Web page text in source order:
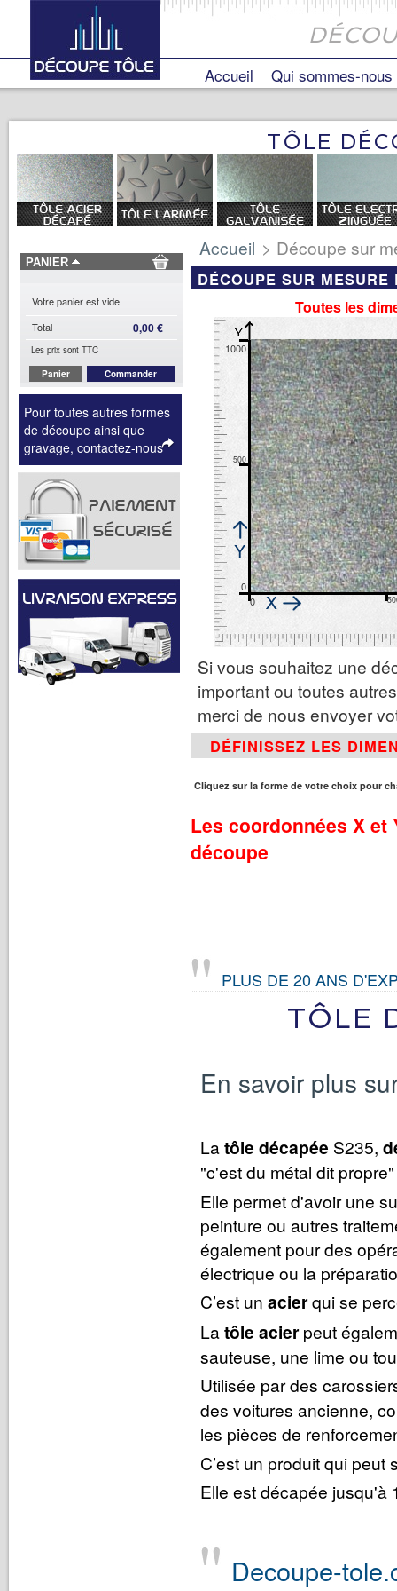
Accueil Qui sommes-nous
TÔLE
PANIER
Votre panier est vide
Total
0,00 €
Les prix sont TTC
Panier
Commander
Pour toutes autres formes
de découpe ainsi que
gravage, contactez-nous
Accueil > Découpe sur
DÉCOUPE SUR
Toutes les
1000
500
0
0
Si vous souhaitez une
important ou toutes
merci de nous envoyer
DÉFINISSEZ LES
Cliquez sur la forme de votre choix pour
Les coordonnées X
découpe
PLUS DE 20 ANS
TÔLE
En savoir plus
Latôle décapée S235,
"c'est du métal dit
Elle permet d'avoir une
peinture ou autres
également pour des
électrique ou la
C’est un acierqui se
Latôle acierpeut
sauteuse, une lime ou
Utilisée par des
des voitures ancienne,
les pièces de
C’est un produit qui peut
Elle est décapée jusqu'à
Decoupe-